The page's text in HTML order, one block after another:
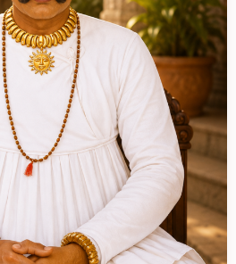
સવારે ૫:૪૫
સવારે ૫:૩૦
સવારે ૭:૦૦
સવારે ૧૦:૩૦ થી ૧૧:૧૫
બપોરે ૧૨:૦૦ થી ૩:૩૦